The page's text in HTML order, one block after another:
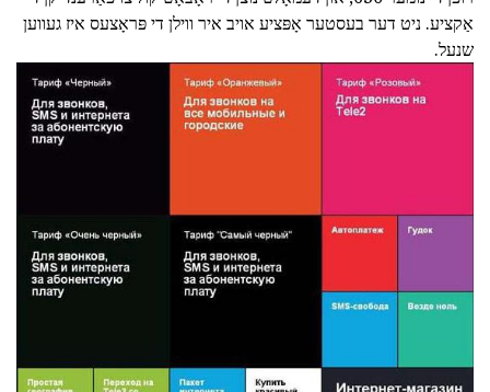
אַקציע. ניט דער בעסטער אָפּציע אויב איר ווילן די פּראָצעס איז געווען
שנעל.